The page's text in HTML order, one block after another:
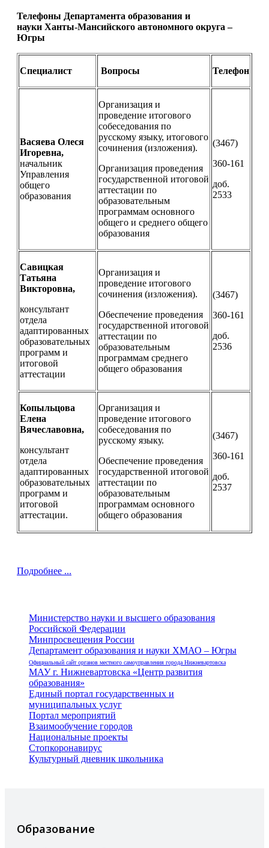
Телефоны Департамента образования и
науки Ханты-Мансийского автономного округа –
Югры
Специалист Вопросы Телефон
Васяева Олеся
Игоревна,
начальник
Управления
общего
образования
Организация и
проведение итогового
собеседования по
русскому языку, итогового
сочинения (изложения).
Организация проведения
государственной итоговой
аттестации по
образовательным
программам основного
общего и среднего общего
образования
(3467)
360-161
доб.
2533
Савицкая
Татьяна
Викторовна,
консультант
отдела
адаптированных
образовательных
программ и
итоговой
аттестации
Организация и
проведение итогового
сочинения (изложения).
Обеспечение проведения
государственной итоговой
аттестации по
образовательным
программам среднего
общего образования
(3467)
360-161
доб.
2536
Копыльцова
Елена
Вячеславовна,
консультант
отдела
адаптированных
образовательных
программ и
итоговой
аттестации.
Организация и
проведение итогового
собеседования по
русскому языку.
Обеспечение проведения
государственной итоговой
аттестации по
образовательным
программам основного
общего образования
(3467)
360-161
доб.
2537
Подробнее ...
Министерство науки и высшего образования
Российской Федерации
Минпросвещения России
Департамент образования и науки ХМАО – Югры
Официальный сайт органов местного самоуправления города Нижневартовска
МАУ г. Нижневартовска «Центр развития
образования»
Единый портал государственных и
муниципальных услуг
Портал мероприятий
Взаимообучение городов
Национальные проекты
Стопкоронавирус
Культурный дневник школьника
Образование